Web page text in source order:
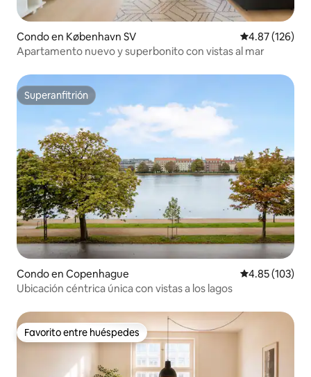
Condo en København SV Calificación
4.87 (126)
Apartamento nuevo y superbonito con vistas al mar
Superanfitrión
Superanfitrión
Condo en Copenhague Calificación
4.85 (103)
Ubicación céntrica única con vistas a los lagos
Favorito entre huéspedes
Favorito entre huéspedes